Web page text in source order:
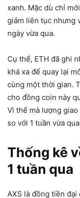
xanh. Mặc dù chỉ
giảm liên tục nhưng
ngày vừa qua.
Cụ thể, ETH đã ghi
khá xa để quay lại
cùng một thời gian.
cho đồng coin này
Vì thế mà lượng
so với 1 tuần vừa
Thống kê
1 tuần qua
AXS là đồng tiền